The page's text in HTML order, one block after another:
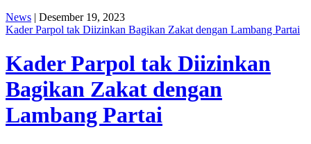
News | Desember 19, 2023
Kader Parpol tak Diizinkan Bagikan Zakat dengan Lambang Partai
Kader Parpol tak Diizinkan
Bagikan Zakat dengan
Lambang Partai